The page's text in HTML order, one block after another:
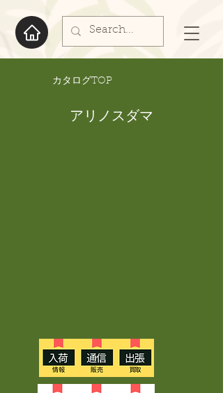
​カタログTOP
アリノスダマ